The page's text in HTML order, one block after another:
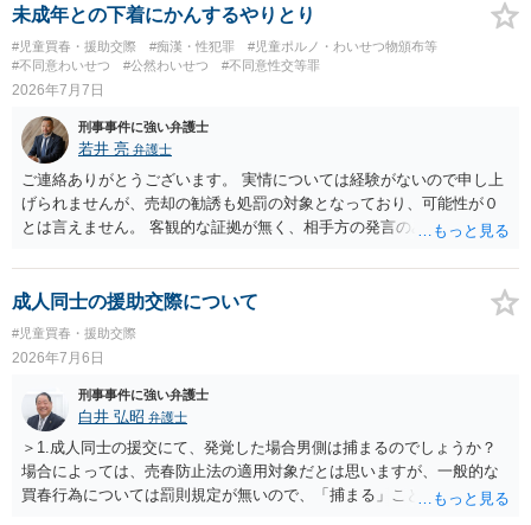
相談をされた方が良いかと思われます。
未成年との下着にかんするやりとり
#児童買春・援助交際 #痴漢・性犯罪
#児童ポルノ・わいせつ物頒布等
#不同意わいせつ
#公然わいせつ #不同意性交等罪
2026年7月7日
刑事事件に強い弁護士
若井 亮 弁護士
ご連絡ありがとうございます。 実情については経験がないので申し上
げられませんが、売却の勧誘も処罰の対象となっており、可能性が０
とは言えません。 客観的な証拠が無く、相手方の発言のみで逮捕され
成人同士の援助交際について
#児童買春・援助交際
2026年7月6日
刑事事件に強い弁護士
白井 弘昭 弁護士
＞1.成人同士の援交にて、発覚した場合男側は捕まるのでしょうか？
場合によっては、売春防止法の適用対象だとは思いますが、一般的な
買春行為については罰則規定が無いので、「捕まる」ことは無いと思